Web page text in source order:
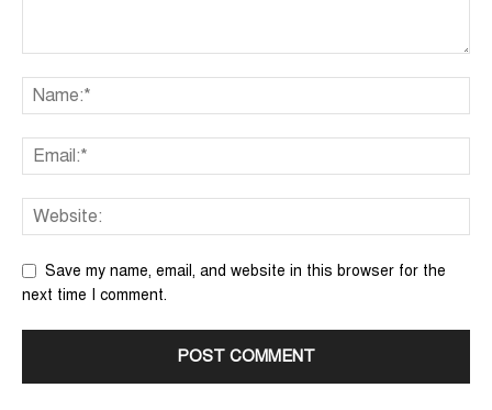
Save my name, email, and website in this browser for the
next time I comment.